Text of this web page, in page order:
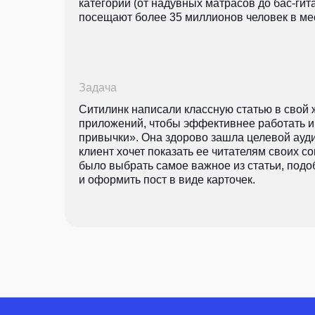
Цветы
Цветов бывает
букетов неудобно,
быстро завянут
Цветы —
любимые цветы,
Еда всегда
Задача
категории (от надувных матрасов до бас-
посещают более 35 миллионов человек в
Ситилинк написали классную статью в свой
приложений, чтобы эффективнее работать
привычки». Она здорово зашла целевой
клиент хочет показать ее читателям своих
было выбрать самое важное из статьи,
и оформить пост в виде карточек.
Блог
ЖИР
Рыба.fm